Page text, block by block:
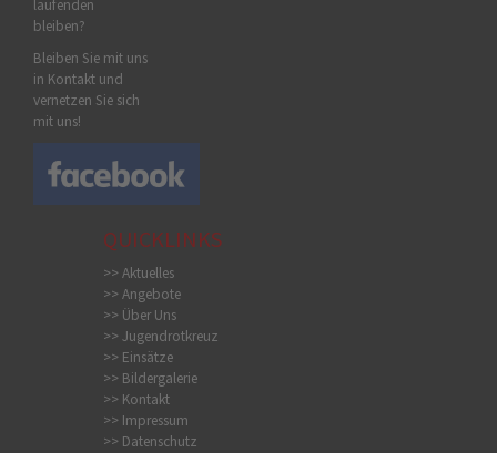
laufenden
bleiben?
Bleiben Sie mit uns
in Kontakt und
vernetzen Sie sich
mit uns!
QUICKLINKS
>> Aktuelles
>> Angebote
>> Über Uns
>> Jugendrotkreuz
>> Einsätze
>> Bildergalerie
>> Kontakt
>> Impressum
>> Datenschutz